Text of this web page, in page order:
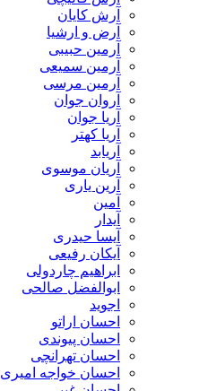
آرش کایان
​آرض و ارشیا
آرمین حبیبی
آرمین سمیعی
آرمین مرسی
آروان جوان
آریا جوان
آریا کهتر
آریابد
آریان موسوی
آرین یاری
آمین
آیدار
آیسا حیدری
آیکان رفیعی
ابراهیم چاردولی
ابوالفضل صالحی
اجوید
احسان اراتو
احسان پیوندی
احسان تهرانچی
احسان خواجه امیری